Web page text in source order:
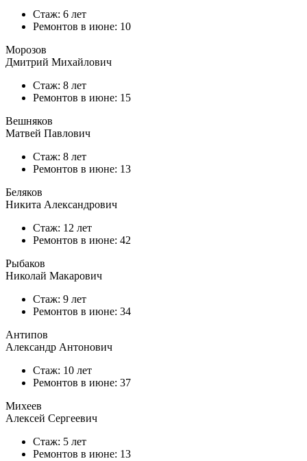
Стаж: 6 лет
Ремонтов в июне: 10
Морозов
Дмитрий Михайлович
Стаж: 8 лет
Ремонтов в июне: 15
Вешняков
Матвей Павлович
Стаж: 8 лет
Ремонтов в июне: 13
Беляков
Никита Александрович
Стаж: 12 лет
Ремонтов в июне: 42
Рыбаков
Николай Макарович
Стаж: 9 лет
Ремонтов в июне: 34
Антипов
Александр Антонович
Стаж: 10 лет
Ремонтов в июне: 37
Михеев
Алексей Сергеевич
Стаж: 5 лет
Ремонтов в июне: 13